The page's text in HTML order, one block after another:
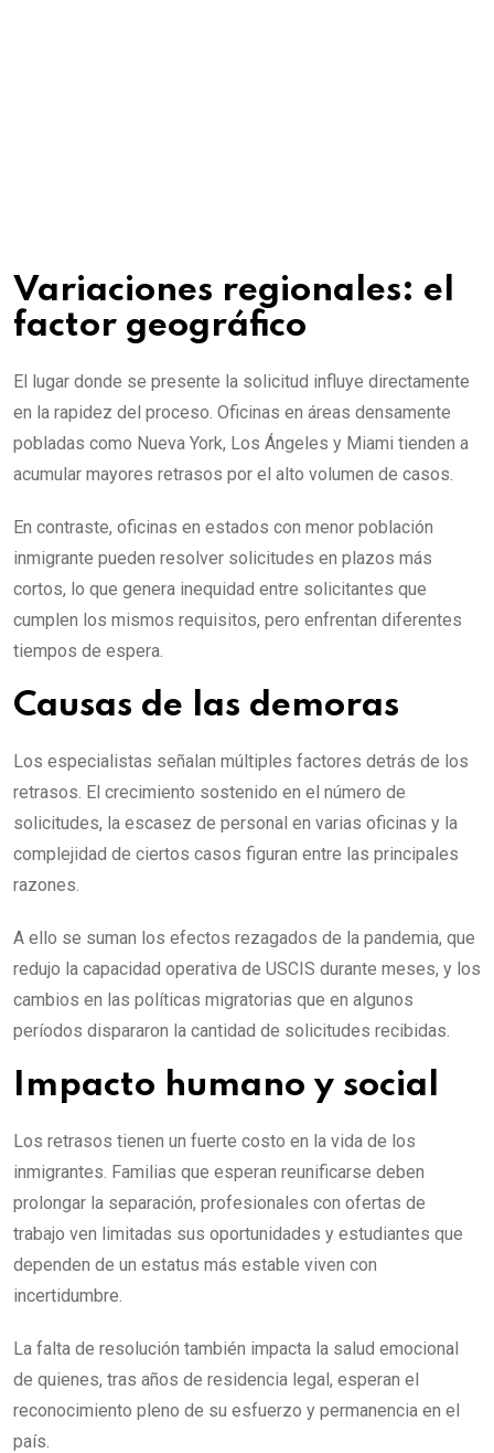
Variaciones regionales: el
factor geográfico
El lugar donde se presente la solicitud influye directamente
en la rapidez del proceso. Oficinas en áreas densamente
pobladas como Nueva York, Los Ángeles y Miami tienden a
acumular mayores retrasos por el alto volumen de casos.
En contraste, oficinas en estados con menor población
inmigrante pueden resolver solicitudes en plazos más
cortos, lo que genera inequidad entre solicitantes que
cumplen los mismos requisitos, pero enfrentan diferentes
tiempos de espera.
Causas de las demoras
Los especialistas señalan múltiples factores detrás de los
retrasos. El crecimiento sostenido en el número de
solicitudes, la escasez de personal en varias oficinas y la
complejidad de ciertos casos figuran entre las principales
razones.
A ello se suman los efectos rezagados de la pandemia, que
redujo la capacidad operativa de USCIS durante meses, y los
cambios en las políticas migratorias que en algunos
períodos dispararon la cantidad de solicitudes recibidas.
Impacto humano y social
Los retrasos tienen un fuerte costo en la vida de los
inmigrantes. Familias que esperan reunificarse deben
prolongar la separación, profesionales con ofertas de
trabajo ven limitadas sus oportunidades y estudiantes que
dependen de un estatus más estable viven con
incertidumbre.
La falta de resolución también impacta la salud emocional
de quienes, tras años de residencia legal, esperan el
reconocimiento pleno de su esfuerzo y permanencia en el
país.